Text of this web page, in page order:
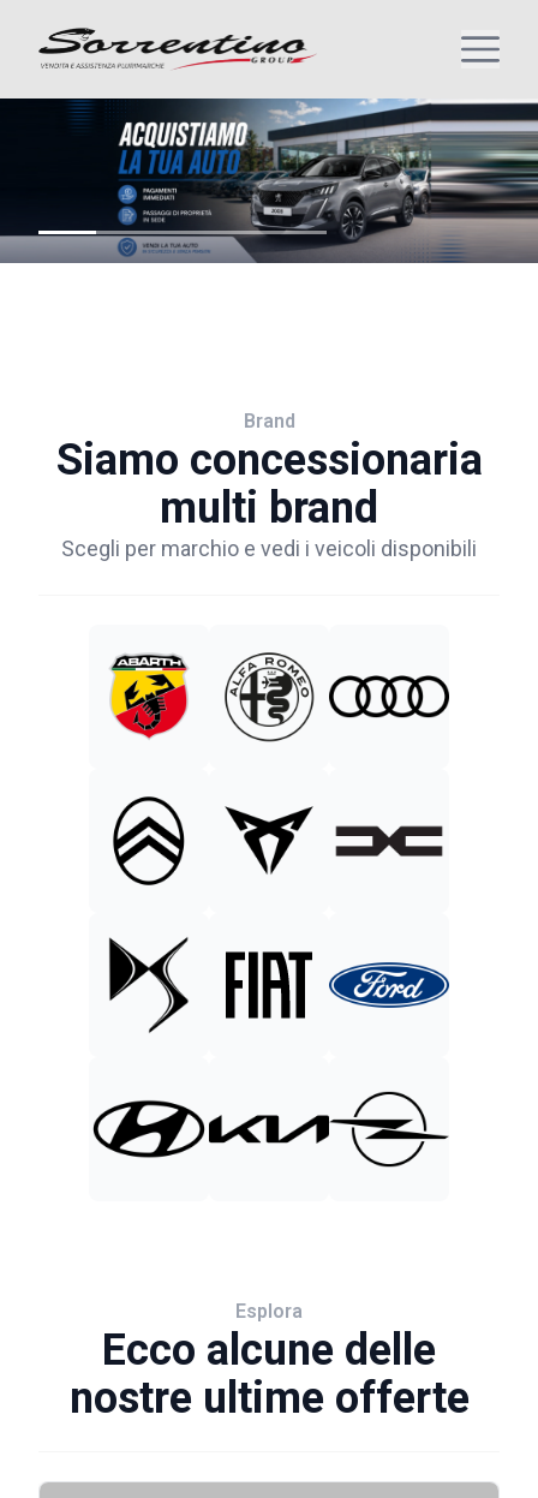
Brand
Siamo concessionaria
multi brand
Scegli per marchio e vedi i veicoli disponibili
Esplora
Ecco alcune delle
nostre ultime offerte